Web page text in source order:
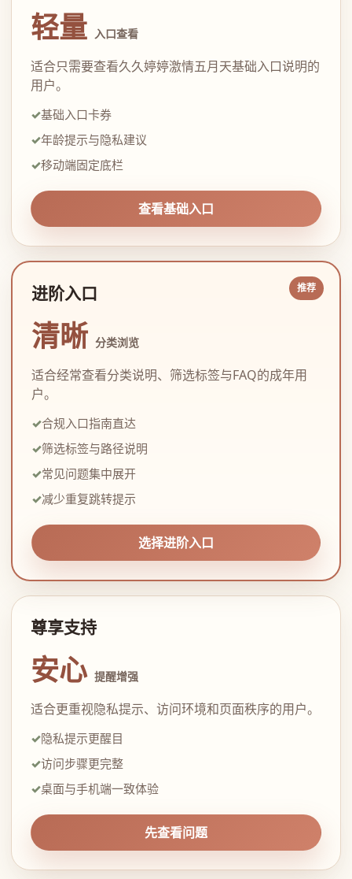
轻量 入口查看
适合只需要查看久久婷婷激情五月天基础入口说明的
用户。
基础入口卡券
年龄提示与隐私建议
移动端固定底栏
查看基础入口
进阶入口
清晰 分类浏览
适合经常查看分类说明、筛选标签与FAQ的成年用
户。
合规入口指南直达
筛选标签与路径说明
常见问题集中展开
减少重复跳转提示
选择进阶入口
尊享支持
安心 提醒增强
适合更重视隐私提示、访问环境和页面秩序的用户。
隐私提示更醒目
访问步骤更完整
桌面与手机端一致体验
先查看问题